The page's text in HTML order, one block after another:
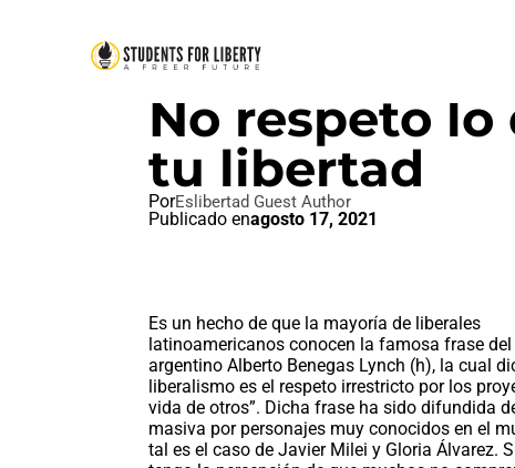
No respeto lo
tu libertad
PorEslibertad Guest Author
Publicado enagosto 17, 2021
Es un hecho de que la mayoría de liberales
latinoamericanos conocen la famosa frase
argentino Alberto Benegas Lynch (h), la cual
liberalismo es el respeto irrestricto por los
vida de otros”. Dicha frase ha sido difundida
masiva por personajes muy conocidos en el
tal es el caso de Javier Milei y Gloria Álvarez.